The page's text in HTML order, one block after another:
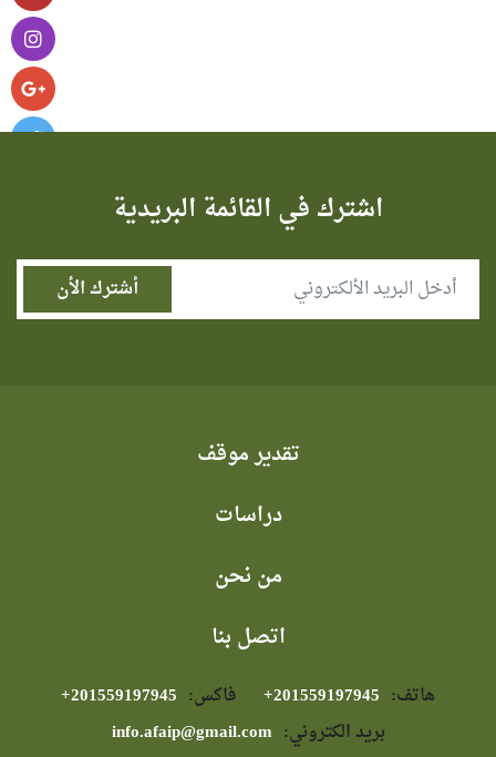
اشترك في القائمة البريدية
تقدير موقف
دراسات
من نحن
اتصل بنا
هاتف: فاكس:
بريد الكتروني: info.afaip@gmail.com